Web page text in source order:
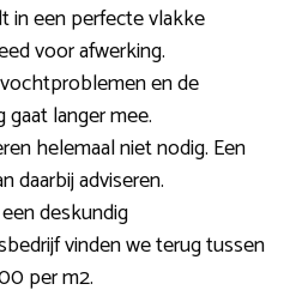
in een perfecte vlakke
voor afwerking.
en de
langer mee.
helemaal niet nodig. Een
daarbij adviseren.
deskundig
vinden we terug tussen
per m2.